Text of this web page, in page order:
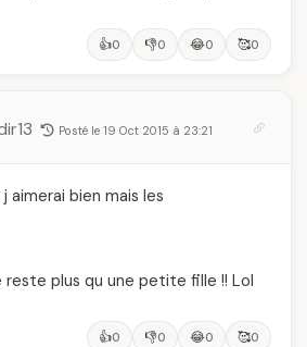
👍0 👎0 😂0 🥰0
Posté le 19 Oct 2015 à 23:21
aimerai bien mais les
reste plus qu une petite fille !! Lol
👍0 👎0 😂0 🥰0